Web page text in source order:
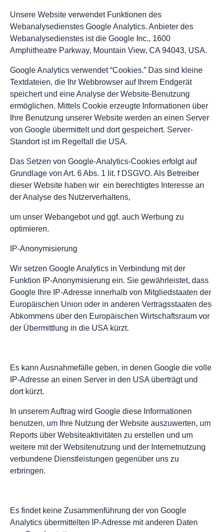
Unsere Website verwendet Funktionen des
Webanalysedienstes Google Analytics. Anbieter des
Webanalysedienstes ist die Google Inc., 1600
Amphitheatre Parkway, Mountain View, CA 94043, USA.
Google Analytics verwendet “Cookies.” Das sind kleine
Textdateien, die Ihr Webbrowser auf Ihrem Endgerät
speichert und eine Analyse der Website-Benutzung
ermöglichen. Mittels Cookie erzeugte Informationen über
Ihre Benutzung unserer Website werden an einen Server
von Google übermittelt und dort gespeichert. Server-
Standort ist im Regelfall die USA.
Das Setzen von Google-Analytics-Cookies erfolgt auf
Grundlage von Art. 6 Abs. 1 lit. f DSGVO. Als Betreiber
dieser Website haben wir ein berechtigtes Interesse an
der Analyse des Nutzerverhaltens,
um unser Webangebot und ggf. auch Werbung zu
optimieren.
IP-Anonymisierung
Wir setzen Google Analytics in Verbindung mit der
Funktion IP-Anonymisierung ein. Sie gewährleistet, dass
Google Ihre IP-Adresse innerhalb von Mitgliedstaaten der
Europäischen Union oder in anderen Vertragsstaaten des
Abkommens über den Europäischen Wirtschaftsraum vor
der Übermittlung in die USA kürzt.
Es kann Ausnahmefälle geben, in denen Google die volle
IP-Adresse an einen Server in den USA überträgt und
dort kürzt.
In unserem Auftrag wird Google diese Informationen
benutzen, um Ihre Nutzung der Website auszuwerten, um
Reports über Websiteaktivitäten zu erstellen und um
weitere mit der Websitenutzung und der Internetnutzung
verbundene Dienstleistungen gegenüber uns zu
erbringen.
Es findet keine Zusammenführung der von Google
Analytics übermittelten IP-Adresse mit anderen Daten